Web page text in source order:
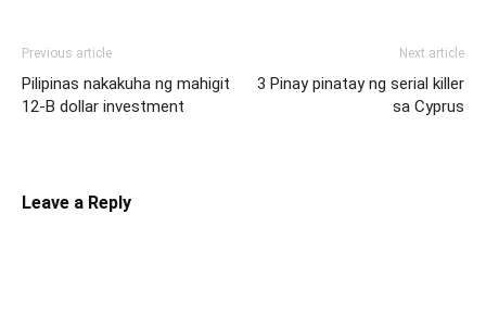
Previous article
Pilipinas nakakuha ng mahigit
12-B dollar investment
Next article
3 Pinay pinatay ng serial killer
sa Cyprus
Leave a Reply